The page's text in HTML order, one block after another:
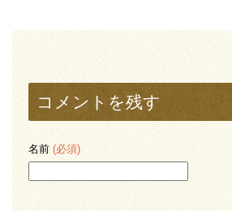
コメントを残す
名前 (必須)